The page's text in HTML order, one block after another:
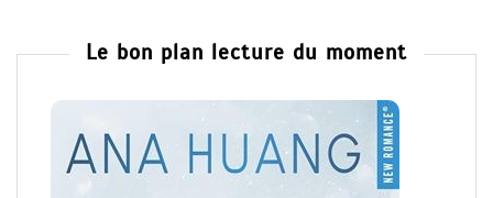
Le bon plan lecture du moment